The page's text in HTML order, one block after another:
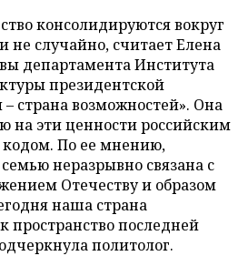
консолидируются вокруг
не случайно, считает Елена
департамента Института
президентской
страна возможностей». Она
на эти ценности российским
По ее мнению,
семью неразрывно связана с
Отечеству и образом
наша страна
пространство последней
политолог.